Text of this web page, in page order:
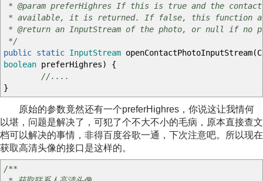
* @param preferHighres If this is true and the
* available, it is returned. If false, this function
* @return an InputStream of the photo, or null if no
*/
public static InputStream openContactPhotoInputStream(
boolean preferHighres)
{
//....
}
原始的参数竟然还有一个preferHighres，你说这让我情何
以堪，问题是解决了，可犯了个不大不小的毛病，原本直接查文
档可以解决的事情，非得百度谷歌一通，下次注意吧。所以现在
获取高清头像的接口是这样的。
/**